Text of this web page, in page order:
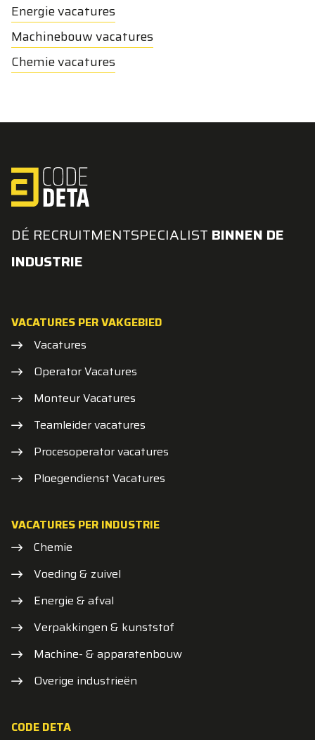
Energie vacatures
Machinebouw vacatures
Chemie vacatures
DÉ RECRUITMENTSPECIALIST BINNEN DE
INDUSTRIE
VACATURES PER VAKGEBIED
Vacatures
Operator Vacatures
Monteur Vacatures
Teamleider vacatures
Procesoperator vacatures
Ploegendienst Vacatures
VACATURES PER INDUSTRIE
Chemie
Voeding & zuivel
Energie & afval
Verpakkingen & kunststof
Machine- & apparatenbouw
Overige industrieën
CODE DETA